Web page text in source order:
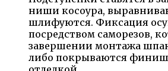
ниши косоура,
шлифуются. Фиксация
посредством саморезов,
завершении монтажа
либо покрываются